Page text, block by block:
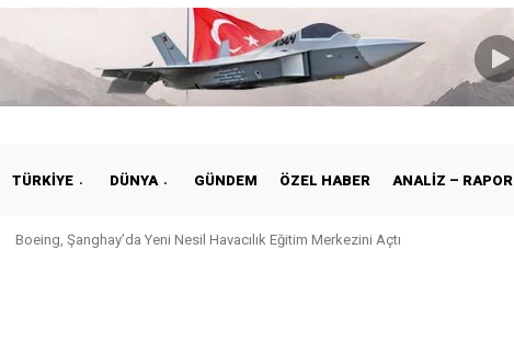
TÜRKIYE DÜNYA GÜNDEM ÖZEL HABER ANALIZ – RAPOR
Boeing, Şanghay’da Yeni Nesil Havacılık Eğitim Merkezini Açtı